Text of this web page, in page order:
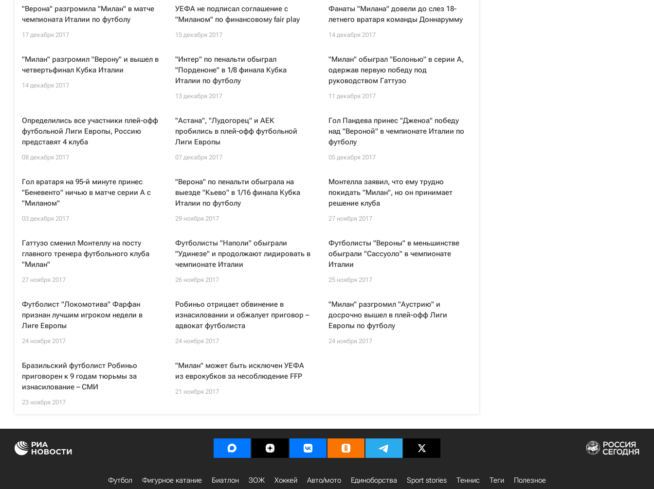
"Верона" разгромила "Милан" в матче
чемпионата Италии по футболу
17 декабря 2017
УЕФА не подписал соглашение с
"Миланом" по финансовому fair play
15 декабря 2017
Фанаты "Милана" довели до слез 18-
летнего вратаря команды Доннарумму
14 декабря 2017
"Милан" разгромил "Верону" и вышел в
четвертьфинал Кубка Италии
14 декабря 2017
"Интер" по пенальти обыграл
"Порденоне" в 1/8 финала Кубка
Италии по футболу
13 декабря 2017
"Милан" обыграл "Болонью" в серии А,
одержав первую победу под
руководством Гаттузо
11 декабря 2017
Определились все участники плей-офф
футбольной Лиги Европы, Россию
представят 4 клуба
08 декабря 2017
"Астана", "Лудогорец" и АЕК
пробились в плей-офф футбольной
Лиги Европы
07 декабря 2017
Гол Пандева принес "Дженоа" победу
над "Вероной" в чемпионате Италии по
футболу
05 декабря 2017
Гол вратаря на 95-й минуте принес
"Беневенто" ничью в матче серии А с
"Миланом"
03 декабря 2017
"Верона" по пенальти обыграла на
выезде "Кьево" в 1/16 финала Кубка
Италии по футболу
29 ноября 2017
Монтелла заявил, что ему трудно
покидать "Милан", но он принимает
решение клуба
27 ноября 2017
Гаттузо сменил Монтеллу на посту
главного тренера футбольного клуба
"Милан"
27 ноября 2017
Футболисты "Наполи" обыграли
"Удинезе" и продолжают лидировать в
чемпионате Италии
26 ноября 2017
Футболисты "Вероны" в меньшинстве
обыграли "Сассуоло" в чемпионате
Италии
25 ноября 2017
Футболист "Локомотива" Фарфан
признан лучшим игроком недели в
Лиге Европы
24 ноября 2017
Робиньо отрицает обвинение в
изнасиловании и обжалует приговор –
адвокат футболиста
24 ноября 2017
"Милан" разгромил "Аустрию" и
досрочно вышел в плей-офф Лиги
Европы по футболу
24 ноября 2017
Бразильский футболист Робиньо
приговорен к 9 годам тюрьмы за
изнасилование – СМИ
23 ноября 2017
"Милан" может быть исключен УЕФА
из еврокубков за несоблюдение FFP
21 ноября 2017
Футбол Фигурное катание Биатлон ЗОЖ Хоккей Авто/мото Единоборства Sport stories Теннис Теги Полезное